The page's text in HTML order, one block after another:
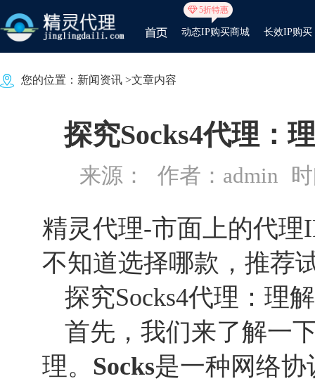
5折特惠
动态IP购买商城 长效IP购买
您的位置： 新闻资讯 >文章内容
探究Socks4代理：
来源： 作者：admin
精灵代理-市面上的代理
不知道选择哪款，推荐
探究Socks4代理：理
首先，我们来了解一
理。 Socks是一种网络